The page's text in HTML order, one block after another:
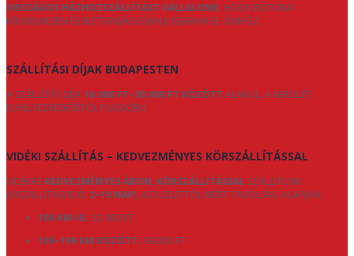
ORSZÁGOS HÁZHOZSZÁLLÍTÁST VÁLLALUNK, HOGY BÚTORAI
KÉNYELMESEN ÉS BIZTONSÁGOSAN JUSSANAK EL ÖNHÖZ.
SZÁLLÍTÁSI DÍJAK BUDAPESTEN
A SZÁLLÍTÁS DÍJA16.000 FT–30.000 FT KÖZÖTT ALAKUL, A KERÜLET
ELHELYEZKEDÉSÉTŐL FÜGGŐEN.
VIDÉKI SZÁLLÍTÁS – KEDVEZMÉNYES KÖRSZÁLLÍTÁSSAL
VIDÉKRE KEDVEZMÉNYES ÁRON, KÖRSZÁLLÍTÁSSAL SZÁLLÍTUNK
(KISZÁLLÍTÁSI IDŐ: 2–10 NAP), AZ ÜZLETTŐL MÉRT TÁVOLSÁG ALAPJÁN:
100 KM-IG: 32.000 FT
100–199 KM KÖZÖTT: 39.000 FT